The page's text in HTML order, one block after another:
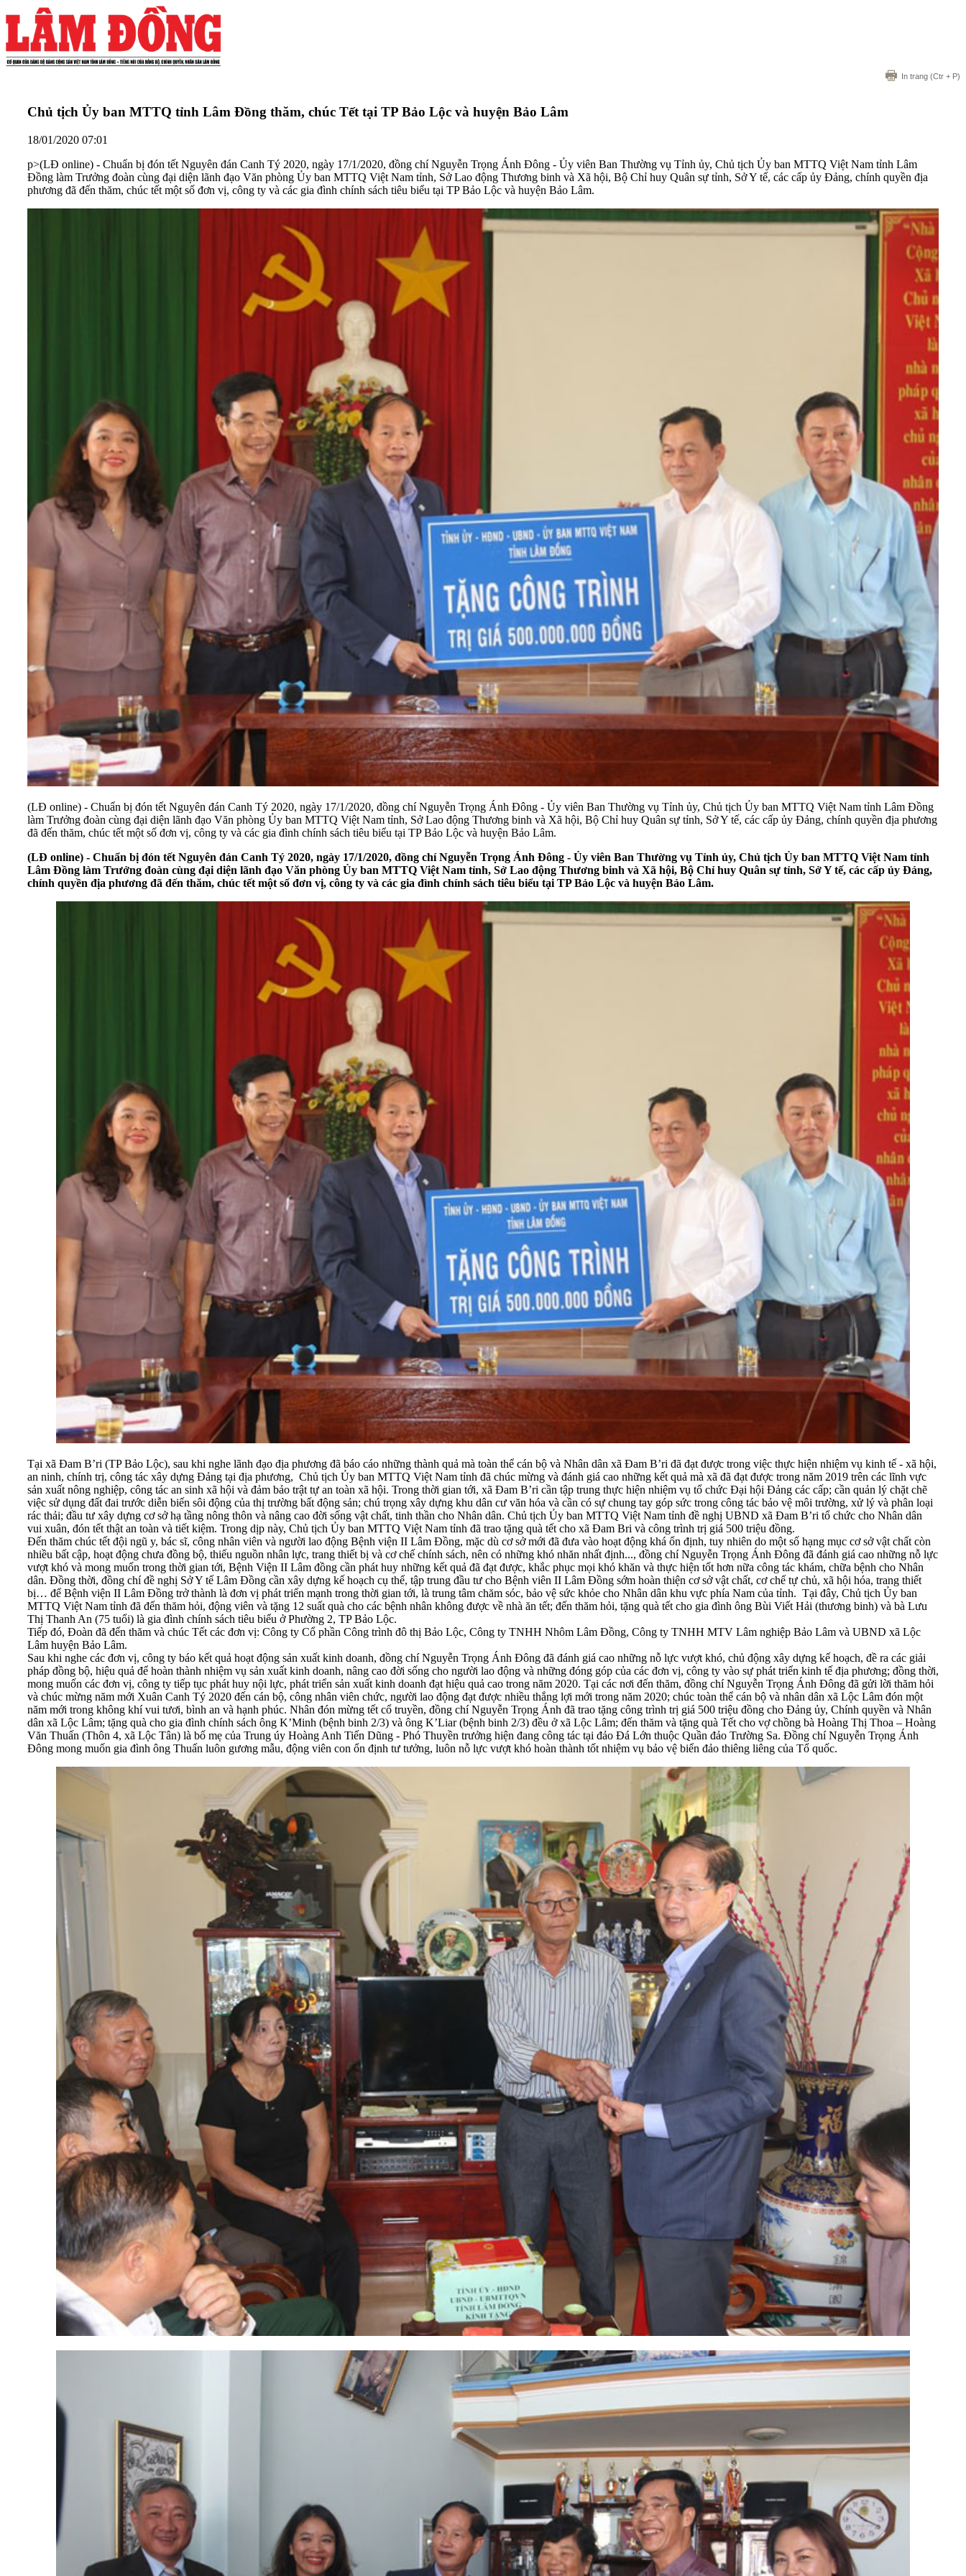
In trang (Ctr + P)
Chủ tịch Ủy ban MTTQ tỉnh Lâm Đồng thăm, chúc Tết tại TP Bảo Lộc và huyện Bảo Lâm
18/01/2020 07:01
p>(LĐ online) - Chuẩn bị đón tết Nguyên đán Canh Tý 2020, ngày 17/1/2020, đồng chí Nguyễn Trọng Ánh Đông - Ủy viên Ban Thường vụ Tỉnh ủy, Chủ tịch Ủy ban MTTQ Việt Nam tỉnh Lâm
Đồng làm Trưởng đoàn cùng đại diện lãnh đạo Văn phòng Ủy ban MTTQ Việt Nam tỉnh, Sở Lao động Thương binh và Xã hội, Bộ Chỉ huy Quân sự tỉnh, Sở Y tế, các cấp ủy Đảng, chính quyền địa
phương đã đến thăm, chúc tết một số đơn vị, công ty và các gia đình chính sách tiêu biểu tại TP Bảo Lộc và huyện Bảo Lâm.
(LĐ online) - Chuẩn bị đón tết Nguyên đán Canh Tý 2020, ngày 17/1/2020, đồng chí Nguyễn Trọng Ánh Đông - Ủy viên Ban Thường vụ Tỉnh ủy, Chủ tịch Ủy ban MTTQ Việt Nam tỉnh Lâm Đồng
làm Trưởng đoàn cùng đại diện lãnh đạo Văn phòng Ủy ban MTTQ Việt Nam tỉnh, Sở Lao động Thương binh và Xã hội, Bộ Chỉ huy Quân sự tỉnh, Sở Y tế, các cấp ủy Đảng, chính quyền địa phương
đã đến thăm, chúc tết một số đơn vị, công ty và các gia đình chính sách tiêu biểu tại TP Bảo Lộc và huyện Bảo Lâm.
(LĐ online) - Chuẩn bị đón tết Nguyên đán Canh Tý 2020, ngày 17/1/2020, đồng chí Nguyễn Trọng Ánh Đông - Ủy viên Ban Thường vụ Tỉnh ủy, Chủ tịch Ủy ban MTTQ Việt Nam tỉnh
Lâm Đồng làm Trưởng đoàn cùng đại diện lãnh đạo Văn phòng Ủy ban MTTQ Việt Nam tỉnh, Sở Lao động Thương binh và Xã hội, Bộ Chỉ huy Quân sự tỉnh, Sở Y tế, các cấp ủy Đảng,
chính quyền địa phương đã đến thăm, chúc tết một số đơn vị, công ty và các gia đình chính sách tiêu biểu tại TP Bảo Lộc và huyện Bảo Lâm.
Tại xã Đam B’ri (TP Bảo Lộc), sau khi nghe lãnh đạo địa phương đã báo cáo những thành quả mà toàn thể cán bộ và Nhân dân xã Đam B’ri đã đạt được trong việc thực hiện nhiệm vụ kinh tế - xã hội,
an ninh, chính trị, công tác xây dựng Đảng tại địa phương, Chủ tịch Ủy ban MTTQ Việt Nam tỉnh đã chúc mừng và đánh giá cao những kết quả mà xã đã đạt được trong năm 2019 trên các lĩnh vực
sản xuất nông nghiệp, công tác an sinh xã hội và đảm bảo trật tự an toàn xã hội. Trong thời gian tới, xã Đam B’ri cần tập trung thực hiện nhiệm vụ tổ chức Đại hội Đảng các cấp; cần quản lý chặt chẽ
việc sử dụng đất đai trước diễn biến sôi động của thị trường bất động sản; chú trọng xây dựng khu dân cư văn hóa và cần có sự chung tay góp sức trong công tác bảo vệ môi trường, xử lý và phân loại
rác thải; đầu tư xây dựng cơ sở hạ tầng nông thôn và nâng cao đời sống vật chất, tinh thần cho Nhân dân. Chủ tịch Ủy ban MTTQ Việt Nam tỉnh đề nghị UBND xã Đam B’ri tổ chức cho Nhân dân
vui xuân, đón tết thật an toàn và tiết kiệm. Trong dịp này, Chủ tịch Ủy ban MTTQ Việt Nam tỉnh đã trao tặng quà tết cho xã Đam Bri và công trình trị giá 500 triệu đồng.
Đến thăm chúc tết đội ngũ y, bác sĩ, công nhân viên và người lao động Bệnh viện II Lâm Đồng, mặc dù cơ sở mới đã đưa vào hoạt động khá ổn định, tuy nhiên do một số hạng mục cơ sở vật chất còn
nhiều bất cập, hoạt động chưa đồng bộ, thiếu nguồn nhân lực, trang thiết bị và cơ chế chính sách, nên có những khó nhăn nhất định..., đồng chí Nguyễn Trọng Ánh Đông đã đánh giá cao những nỗ lực
vượt khó và mong muốn trong thời gian tới, Bệnh Viện II Lâm đồng cần phát huy những kết quả đã đạt được, khắc phục mọi khó khăn và thực hiện tốt hơn nữa công tác khám, chữa bệnh cho Nhân
dân. Đồng thời, đồng chí đề nghị Sở Y tế Lâm Đồng cần xây dựng kế hoạch cụ thể, tập trung đầu tư cho Bệnh viên II Lâm Đồng sớm hoàn thiện cơ sở vật chất, cơ chế tự chủ, xã hội hóa, trang thiết
bị… để Bệnh viện II Lâm Đồng trở thành là đơn vị phát triển mạnh trong thời gian tới, là trung tâm chăm sóc, bảo vệ sức khỏe cho Nhân dân khu vực phía Nam của tỉnh. Tại đây, Chủ tịch Ủy ban
MTTQ Việt Nam tỉnh đã đến thăm hỏi, động viên và tặng 12 suất quà cho các bệnh nhân không được về nhà ăn tết; đến thăm hỏi, tặng quà tết cho gia đình ông Bùi Viết Hải (thương binh) và bà Lưu
Thị Thanh An (75 tuổi) là gia đình chính sách tiêu biểu ở Phường 2, TP Bảo Lộc.
Tiếp đó, Đoàn đã đến thăm và chúc Tết các đơn vị: Công ty Cổ phần Công trình đô thị Bảo Lộc, Công ty TNHH Nhôm Lâm Đồng, Công ty TNHH MTV Lâm nghiệp Bảo Lâm và UBND xã Lộc
Lâm huyện Bảo Lâm.
Sau khi nghe các đơn vị, công ty báo kết quả hoạt động sản xuất kinh doanh, đồng chí Nguyễn Trọng Ánh Đông đã đánh giá cao những nỗ lực vượt khó, chủ động xây dựng kế hoạch, đề ra các giải
pháp đồng bộ, hiệu quả để hoàn thành nhiệm vụ sản xuất kinh doanh, nâng cao đời sống cho người lao động và những đóng góp của các đơn vị, công ty vào sự phát triển kinh tế địa phương; đồng thời,
mong muốn các đơn vị, công ty tiếp tục phát huy nội lực, phát triển sản xuất kinh doanh đạt hiệu quả cao trong năm 2020. Tại các nơi đến thăm, đồng chí Nguyễn Trọng Ánh Đông đã gửi lời thăm hỏi
và chúc mừng năm mới Xuân Canh Tý 2020 đến cán bộ, công nhân viên chức, người lao động đạt được nhiều thắng lợi mới trong năm 2020; chúc toàn thể cán bộ và nhân dân xã Lộc Lâm đón một
năm mới trong không khí vui tươi, bình an và hạnh phúc. Nhân đón mừng tết cổ truyền, đồng chí Nguyễn Trọng Ánh đã trao tặng công trình trị giá 500 triệu đồng cho Đảng ủy, Chính quyền và Nhân
dân xã Lộc Lâm; tặng quà cho gia đình chính sách ông K’Minh (bệnh binh 2/3) và ông K’Liar (bệnh binh 2/3) đều ở xã Lộc Lâm; đến thăm và tặng quà Tết cho vợ chồng bà Hoàng Thị Thoa – Hoàng
Văn Thuấn (Thôn 4, xã Lộc Tân) là bố mẹ của Trung úy Hoàng Anh Tiến Dũng - Phó Thuyền trưởng hiện đang công tác tại đảo Đá Lớn thuộc Quần đảo Trường Sa. Đồng chí Nguyễn Trọng Ánh
Đông mong muốn gia đình ông Thuấn luôn gương mẫu, động viên con ổn định tư tưởng, luôn nỗ lực vượt khó hoàn thành tốt nhiệm vụ bảo vệ biển đảo thiêng liêng của Tổ quốc.